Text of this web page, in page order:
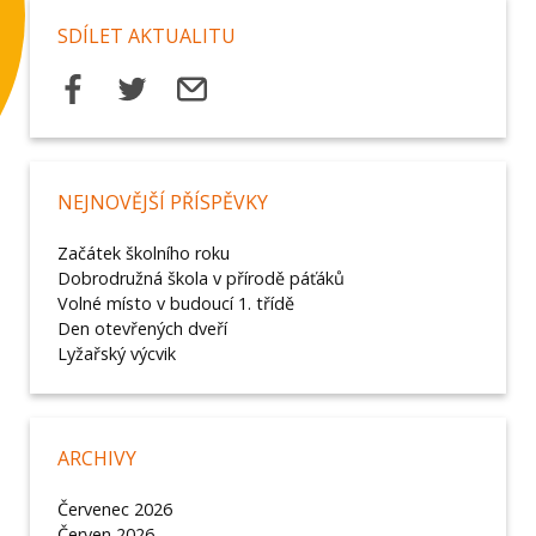
SDÍLET AKTUALITU
NEJNOVĚJŠÍ PŘÍSPĚVKY
Začátek školního roku
Dobrodružná škola v přírodě páťáků
Volné místo v budoucí 1. třídě
Den otevřených dveří
Lyžařský výcvik
ARCHIVY
Červenec 2026